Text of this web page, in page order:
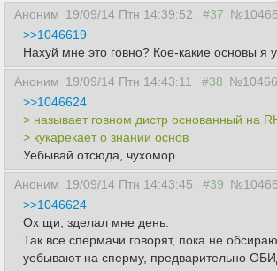
Аноним 19/09/14 Птн 14:39:52 #37
>>1046619
Нахуй мне это говно? Кое-какие основы я
Аноним 19/09/14 Птн 14:43:11 #38
>>1046624
> называет говном дистр основанный на
> кукарекает о знании основ
Уебывай отсюда, чухомор.
Аноним 19/09/14 Птн 14:43:45 #39
>>1046624
Ох щи, зделал мне день.
Так все спермачи говорят, пока не
уебывают на сперму, предварительно